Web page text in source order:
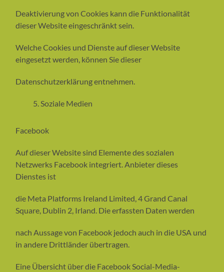
Deaktivierung von Cookies kann die Funktionalität
dieser Website eingeschränkt sein.
Welche Cookies und Dienste auf dieser Website
eingesetzt werden, können Sie dieser
Datenschutzerklärung entnehmen.
Soziale Medien
Facebook
Auf dieser Website sind Elemente des sozialen
Netzwerks Facebook integriert. Anbieter dieses
Dienstes ist
die Meta Platforms Ireland Limited, 4 Grand Canal
Square, Dublin 2, Irland. Die erfassten Daten werden
nach Aussage von Facebook jedoch auch in die USA und
in andere Drittländer übertragen.
Eine Übersicht über die Facebook Social-Media-